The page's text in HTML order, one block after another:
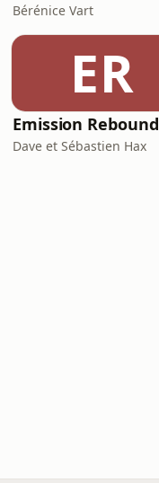
Bérénice Vart
ER
Dave et Sébastien Hax